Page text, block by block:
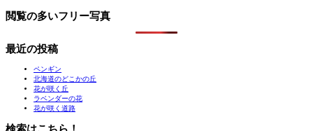
閲覧の多いフリー写真
最近の投稿
ペンギン
北海道のどこかの丘
花が咲く丘
ラベンダーの花
花が咲く道路
検索はこちら！